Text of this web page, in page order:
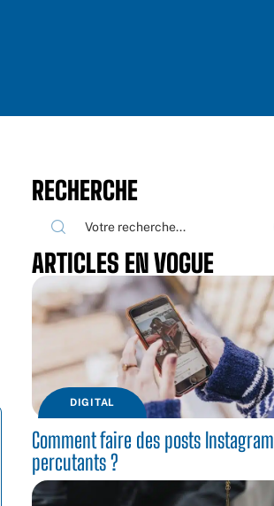
RECHERCHE
ARTICLES EN VOGUE
DIGITAL
Comment faire des posts Instagram
percutants ?